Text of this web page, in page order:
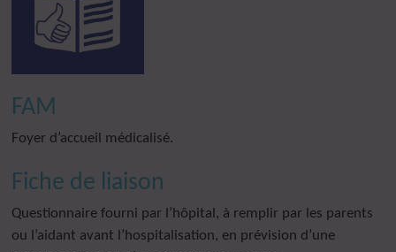
FAM
Foyer d’accueil médicalisé.
Fiche de liaison
Questionnaire fourni par l’hôpital, à remplir par les parents
ou l’aidant avant l’hospitalisation, en prévision d’une